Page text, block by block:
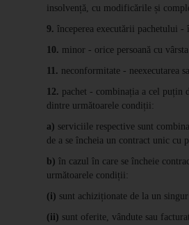
insolvență, cu modificările și
9. începerea executării pachetului
10. minor - orice persoană cu
11. neconformitate - neexecutarea
12. pachet - combinația a cel puțin
dintre următoarele condiții:
a) serviciile respective sunt
de a se încheia un contract unic cu
b) în cazul în care se încheie
următoarele condiții:
(i) sunt achiziționate de la un
(ii) sunt oferite, vândute sau